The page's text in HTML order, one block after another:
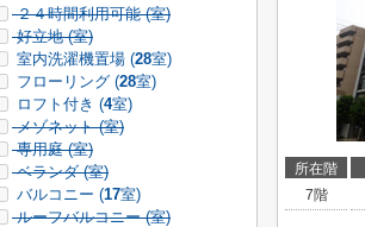
所在階
7階
２４時間利用可能 (室)
好立地 (室)
室内洗濯機置場 (28室)
フローリング (28室)
ロフト付き (4室)
メゾネット (室)
専用庭 (室)
ベランダ (室)
バルコニー (17室)
ルーフバルコニー (室)